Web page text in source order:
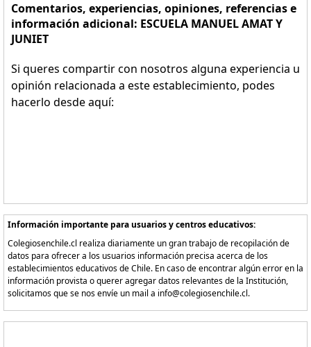
Comentarios, experiencias, opiniones, referencias e
información adicional: ESCUELA MANUEL AMAT Y
JUNIET
Si queres compartir con nosotros alguna experiencia u
opinión relacionada a este establecimiento, podes
hacerlo desde aquí:
Información importante para usuarios y centros educativos:
Colegiosenchile.cl realiza diariamente un gran trabajo de recopilación de
datos para ofrecer a los usuarios información precisa acerca de los
establecimientos educativos de Chile. En caso de encontrar algún error en la
información provista o querer agregar datos relevantes de la Institución,
solicitamos que se nos envíe un mail a info@colegiosenchile.cl.